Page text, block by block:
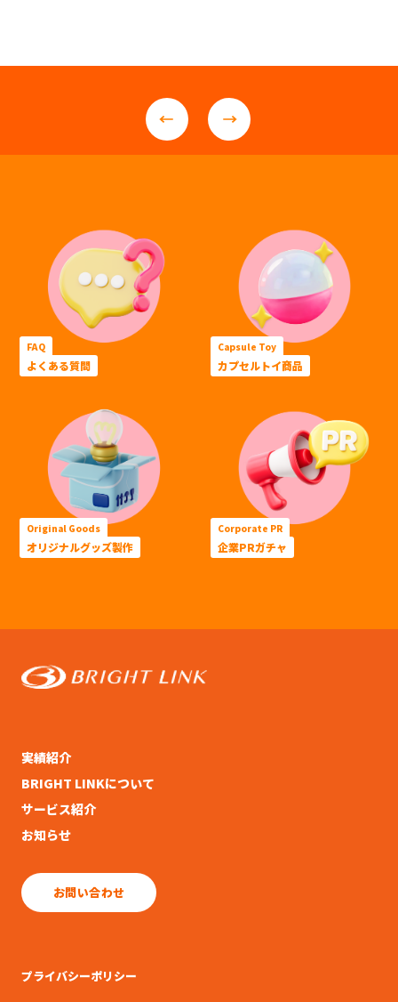
FAQ
よくある質問
Capsule Toy
カプセルトイ商品
Original Goods
オリジナルグッズ製作
Corporate PR
企業PRガチャ
実績紹介
BRIGHT LINKについて
サービス紹介
お知らせ
お問い合わせ
プライバシーポリシー